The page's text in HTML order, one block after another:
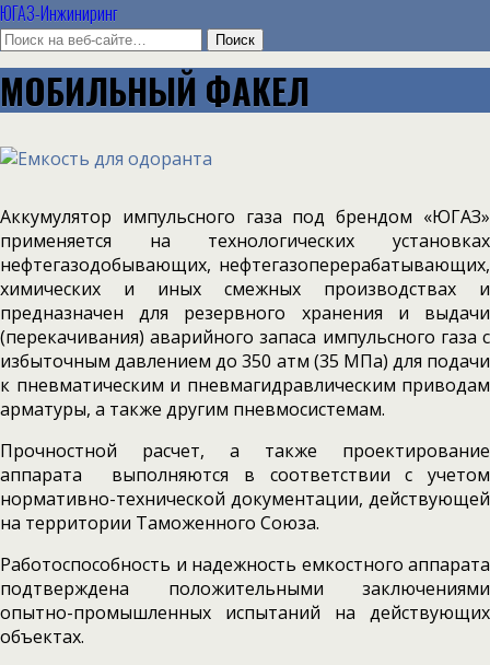
ЮГАЗ-Инжиниринг
МОБИЛЬНЫЙ ФАКЕЛ
Аккумулятор импульсного газа под брендом «ЮГАЗ»
применяется на технологических установках
нефтегазодобывающих, нефтегазоперерабатывающих,
химических и иных смежных производствах и
предназначен для резервного хранения и выдачи
(перекачивания) аварийного запаса импульсного газа с
избыточным давлением до 350 атм (35 МПа) для подачи
к пневматическим и пневмагидравлическим приводам
арматуры, а также другим пневмосистемам.
Прочностной расчет, а также проектирование
аппарата выполняются в соответствии с учетом
нормативно-технической документации, действующей
на территории Таможенного Союза.
Работоспособность и надежность емкостного аппарата
подтверждена положительными заключениями
опытно-промышленных испытаний на действующих
объектах.